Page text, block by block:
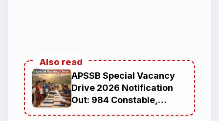
Also read
APSSB Special Vacancy
Drive 2026 Notification
Out: 984 Constable,
Fireman and Special Tiger